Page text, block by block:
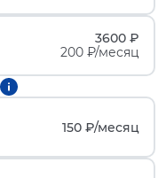
3600 ₽
200 ₽/месяц
150 ₽/месяц